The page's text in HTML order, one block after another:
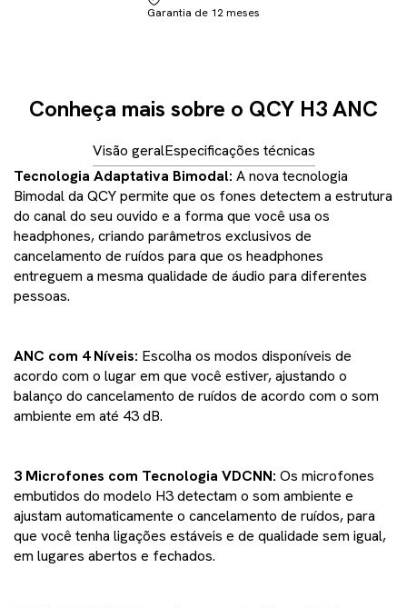
Garantia de 12 meses
Conheça mais sobre o QCY H3 ANC
Visão geralEspecificações técnicas
Tecnologia Adaptativa Bimodal: A nova tecnologia
Bimodal da QCY permite que os fones detectem a estrutura
do canal do seu ouvido e a forma que você usa os
headphones, criando parâmetros exclusivos de
cancelamento de ruídos para que os headphones
entreguem a mesma qualidade de áudio para diferentes
pessoas.
ANC com 4 Níveis: Escolha os modos disponíveis de
acordo com o lugar em que você estiver, ajustando o
balanço do cancelamento de ruídos de acordo com o som
ambiente em até 43 dB.
3 Microfones com Tecnologia VDCNN: Os microfones
embutidos do modelo H3 detectam o som ambiente e
ajustam automaticamente o cancelamento de ruídos, para
que você tenha ligações estáveis e de qualidade sem igual,
em lugares abertos e fechados.